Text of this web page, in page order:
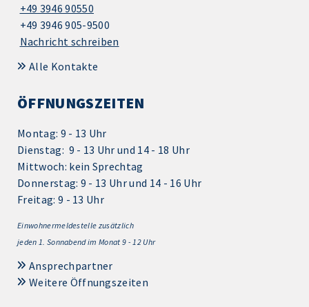
+49 3946 90550
+49 3946 905-9500
Nachricht schreiben
Alle Kontakte
ÖFFNUNGSZEITEN
Montag: 9 - 13 Uhr
Dienstag: 9 - 13 Uhr und 14 - 18 Uhr
Mittwoch: kein Sprechtag
Donnerstag: 9 - 13 Uhr und 14 - 16 Uhr
Freitag: 9 - 13 Uhr
Einwohnermeldestelle zusätzlich
jeden 1. Sonnabend im Monat 9 - 12 Uhr
Ansprechpartner
Weitere Öffnungszeiten